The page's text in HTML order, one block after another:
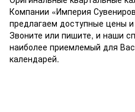
Компании «Империя
предлагаем доступные цены
Звоните или пишите, и наши
наиболее приемлемый для
календарей.